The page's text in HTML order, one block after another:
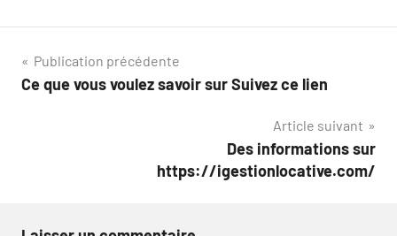
Navigation
de
Publication précédente
Ce que vous voulez savoir sur Suivez ce lien
Article suivant
Des informations sur
https://igestionlocative.com/